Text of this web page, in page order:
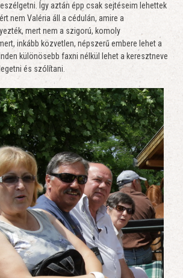
Így aztán épp csak sejtéseim lehettek
nem Valéria áll a cédulán, amire a
mert nem a szigorú, komoly
inkább közvetlen, népszerű embere lehet a
különösebb faxni nélkül lehet a keresztneve
és szólítani.